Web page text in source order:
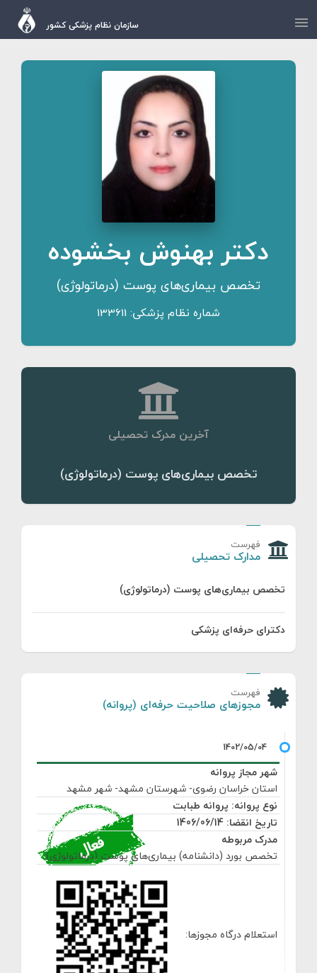
سازمان نظام پزشکی کشور
دکتر بهنوش بخشوده
تخصص بیماری‌های پوست (درماتولوژی)
شماره نظام پزشکی: 133611
آخرین مدرک تحصیلی
تخصص بیماری‌های پوست (درماتولوژی)
فهرست
مدارک تحصیلی
تخصص بیماری‌های پوست (درماتولوژی)
دکترای حرفه‌ای پزشکی
فهرست
مجوزهای صلاحیت حرفه‌ای (پروانه)
شهر مجاز پروانه
استان خراسان رضوی- شهرستان مشهد- شهر مشهد
نوع پروانه: پروانه طبابت
تاریخ انقضا: 1406/06/14
مدرک مربوطه
تخصص بورد (دانشنامه) بیماری‌های پوست (درماتولوژی)
استعلام درگاه مجوزها: